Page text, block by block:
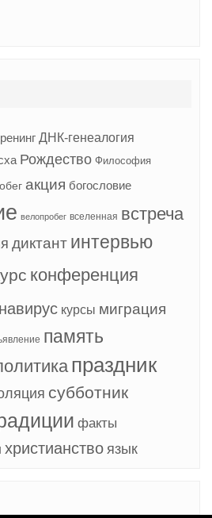
ДНК-генеалогия
Рождество Философия
акция богословие
велопробег вселенная встреча
диктант интервью
конференция
курсы миграция
память
праздник
субботник
факты
христианство язык